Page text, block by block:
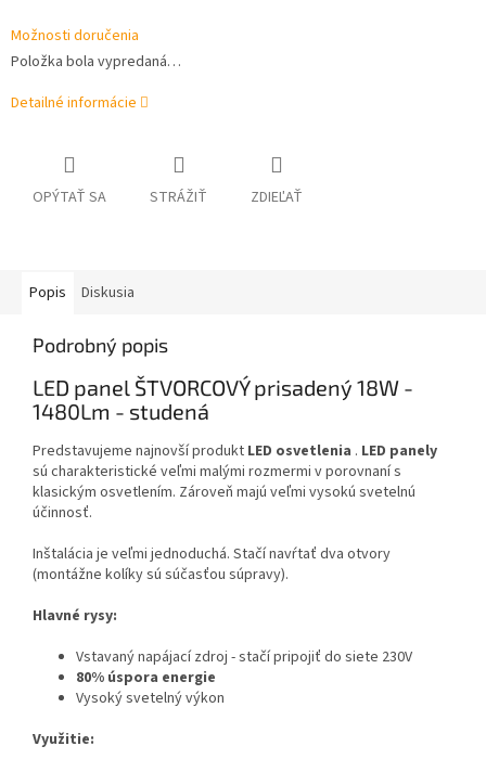
Možnosti doručenia
Položka bola vypredaná…
Detailné informácie
OPÝTAŤ SA STRÁŽIŤ ZDIEĽAŤ
Popis Diskusia
Podrobný popis
LED panel ŠTVORCOVÝ prisadený 18W -
1480Lm - studená
Predstavujeme najnovší produkt LED osvetlenia . LED panely
sú charakteristické veľmi malými rozmermi v porovnaní s
klasickým osvetlením. Zároveň majú veľmi vysokú svetelnú
účinnosť.
Inštalácia je veľmi jednoduchá. Stačí navŕtať dva otvory
(montážne kolíky sú súčasťou súpravy).
Hlavné rysy:
Vstavaný napájací zdroj - stačí pripojiť do siete 230V
80% úspora energie
Vysoký svetelný výkon
Využitie: